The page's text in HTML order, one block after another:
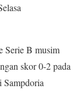
Serie B musim
skor 0-2 pada
Sampdoria